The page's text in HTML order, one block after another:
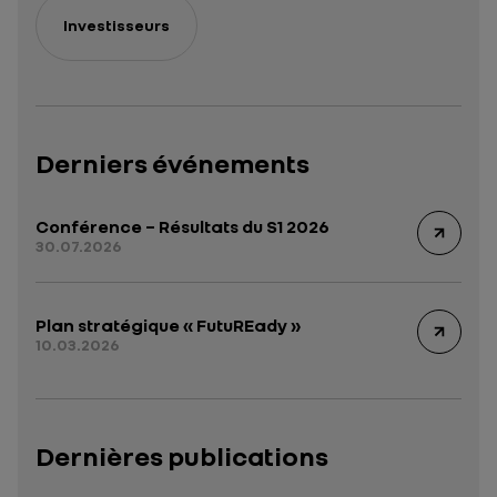
Investisseurs
Derniers événements
Conférence – Résultats du S1 2026
30.07.2026
Plan stratégique « FutuREady »
10.03.2026
Dernières publications